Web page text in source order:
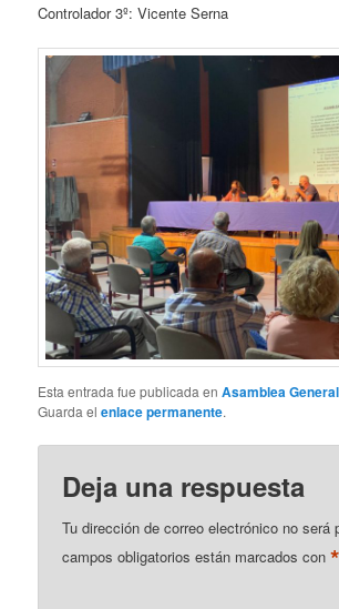
Controlador 3º: Vicente Serna
Esta entrada fue publicada enAsamblea General
Guarda elenlace permanente.
Deja una respuesta
Tu dirección de correo electrónico no será
campos obligatorios están marcados con*